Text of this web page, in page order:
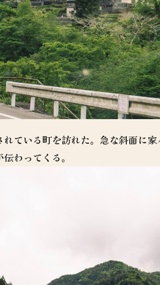
ている町を訪れた。急な斜面に
わってくる。